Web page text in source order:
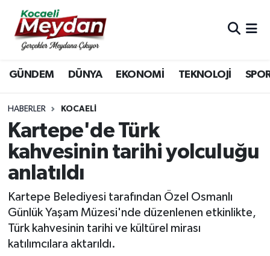
GÜNDEM DÜNYA EKONOMİ TEKNOLOJİ
HABERLER KOCAELI
Kartepe'de Türk
kahvesinin tarihi yolculuğu
anlatıldı
Kartepe Belediyesi tarafından Özel Osmanlı
Günlük Yaşam Müzesi'nde düzenlenen etkinlikte,
Türk kahvesinin tarihi ve kültürel mirası
katılımcılara aktarıldı.
Nöbetçi Eczaneler
Hava Durumu
Trafik Durumu
Süper Lig Puan Durumu ve Fikstür
Tüm Manşetler
Son Dakika Haberleri
Haber Arşivi